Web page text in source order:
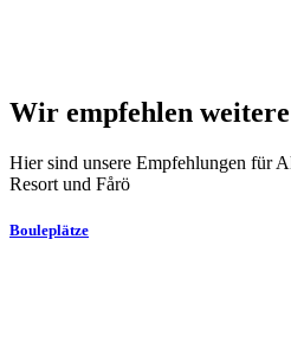
Wir empfehlen
Hier sind unsere Empfehlungen für
Resort und Fårö
Bouleplätze